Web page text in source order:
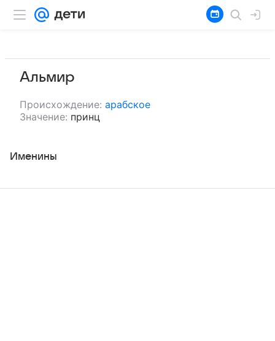
Альмир
Происхождение: арабское
Значение: принц
Именины